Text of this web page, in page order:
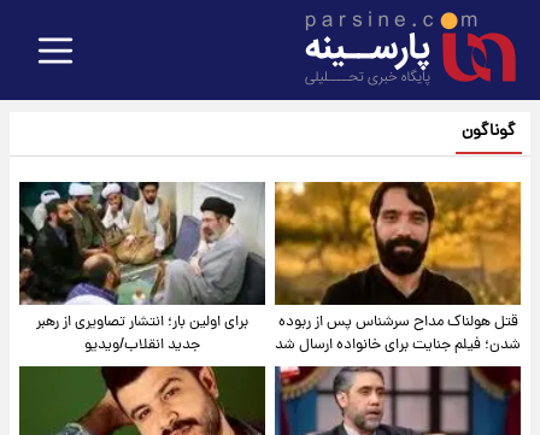
گوناگون
قتل هولناک مداح سرشناس پس از ربوده
شدن؛ فیلم جنایت برای خانواده ارسال شد
برای اولین بار؛ انتشار تصاویری از رهبر
جدید انقلاب/ویدیو